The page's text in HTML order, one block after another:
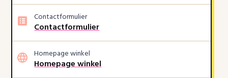
Contactformulier
Contactformulier
Homepage winkel
Homepage winkel